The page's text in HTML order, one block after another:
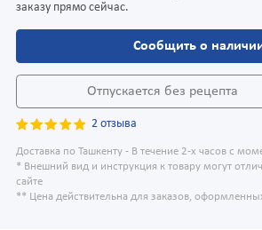
заказу прямо сейчас.
Сообщить о
Отпускается без рецепта
2 отзыва
Доставка по Ташкенту - В течение 2-х часов с
* Внешний вид и инструкция к товару могут
сайте
** Цена действительна для заказов,